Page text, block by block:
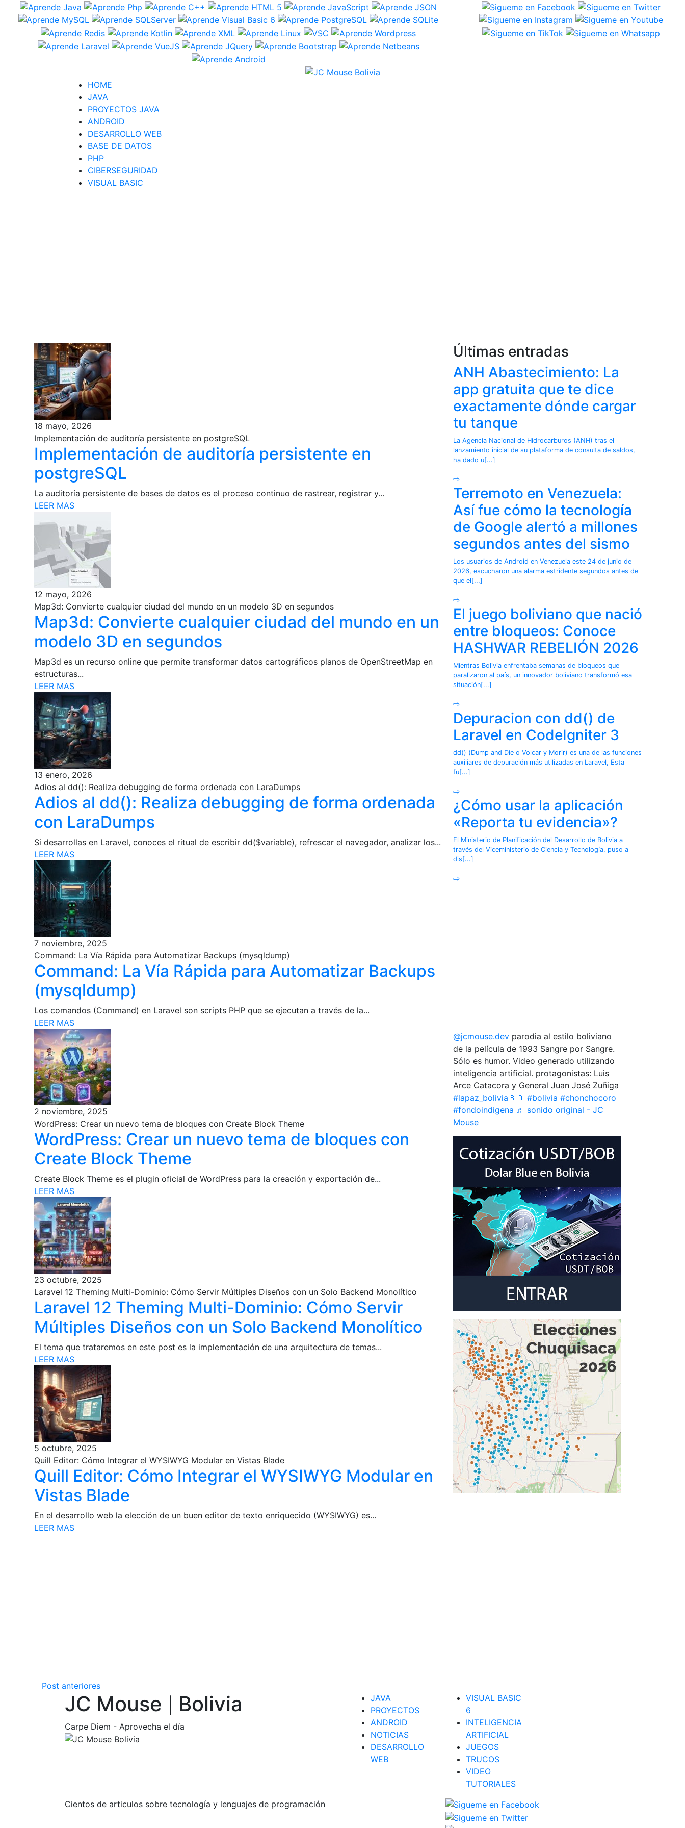
HOME
JAVA
PROYECTOS JAVA
ANDROID
DESARROLLO WEB
BASE DE DATOS
PHP
CIBERSEGURIDAD
VISUAL BASIC
18 mayo, 2026
Implementación de auditoría persistente en postgreSQL
Implementación de auditoría persistente en
postgreSQL
La auditoría persistente de bases de datos es el proceso continuo de rastrear, registrar y...
LEER MAS
12 mayo, 2026
Map3d: Convierte cualquier ciudad del mundo en un modelo 3D en segundos
Map3d: Convierte cualquier ciudad del mundo en un
modelo 3D en segundos
Map3d es un recurso online que permite transformar datos cartográficos planos de OpenStreetMap en
estructuras...
LEER MAS
13 enero, 2026
Adios al dd(): Realiza debugging de forma ordenada con LaraDumps
Adios al dd(): Realiza debugging de forma ordenada
con LaraDumps
Si desarrollas en Laravel, conoces el ritual de escribir dd($variable), refrescar el navegador, analizar los...
LEER MAS
7 noviembre, 2025
Command: La Vía Rápida para Automatizar Backups (mysqldump)
Command: La Vía Rápida para Automatizar Backups
(mysqldump)
Los comandos (Command) en Laravel son scripts PHP que se ejecutan a través de la...
LEER MAS
2 noviembre, 2025
WordPress: Crear un nuevo tema de bloques con Create Block Theme
WordPress: Crear un nuevo tema de bloques con
Create Block Theme
Create Block Theme es el plugin oficial de WordPress para la creación y exportación de...
LEER MAS
23 octubre, 2025
Laravel 12 Theming Multi-Dominio: Cómo Servir Múltiples Diseños con un Solo Backend Monolítico
Laravel 12 Theming Multi-Dominio: Cómo Servir
Múltiples Diseños con un Solo Backend Monolítico
El tema que trataremos en este post es la implementación de una arquitectura de temas...
LEER MAS
5 octubre, 2025
Quill Editor: Cómo Integrar el WYSIWYG Modular en Vistas Blade
Quill Editor: Cómo Integrar el WYSIWYG Modular en
Vistas Blade
En el desarrollo web la elección de un buen editor de texto enriquecido (WYSIWYG) es...
LEER MAS
Post anteriores
Últimas entradas
ANH Abastecimiento: La
app gratuita que te dice
exactamente dónde cargar
tu tanque
La Agencia Nacional de Hidrocarburos (ANH) tras el
lanzamiento inicial de su plataforma de consulta de saldos,
ha dado u[...]
⇨
Terremoto en Venezuela:
Así fue cómo la tecnología
de Google alertó a millones
segundos antes del sismo
Los usuarios de Android en Venezuela este 24 de junio de
2026, escucharon una alarma estridente segundos antes de
que el[...]
⇨
El juego boliviano que nació
entre bloqueos: Conoce
HASHWAR REBELIÓN 2026
Mientras Bolivia enfrentaba semanas de bloqueos que
paralizaron al país, un innovador boliviano transformó esa
situación[...]
⇨
Depuracion con dd() de
Laravel en CodeIgniter 3
dd() (Dump and Die o Volcar y Morir) es una de las funciones
auxiliares de depuración más utilizadas en Laravel, Esta
fu[...]
⇨
¿Cómo usar la aplicación
«Reporta tu evidencia»?
El Ministerio de Planificación del Desarrollo de Bolivia a
través del Viceministerio de Ciencia y Tecnología, puso a
dis[...]
⇨
@jcmouse.devparodia al estilo boliviano
de la película de 1993 Sangre por Sangre.
Sólo es humor. Video generado utilizando
inteligencia artificial. protagonistas: Luis
Arce Catacora y General Juan José Zuñiga
#lapaz_bolivia🇧🇴 #bolivia #chonchocoro
#fondoindigena ♬ sonido original - JC
Mouse
JC Mouse Bolivia
Carpe Diem - Aprovecha el día
JAVA
PROYECTOS
ANDROID
NOTICIAS
DESARROLLO
WEB
VISUAL BASIC
6
INTELIGENCIA
ARTIFICIAL
JUEGOS
TRUCOS
VIDEO
TUTORIALES
Cientos de articulos sobre tecnología y lenguajes de programación